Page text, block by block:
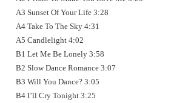
A3 Sunset Of Your Life 3:28
A4 Take To The Sky 4:31
A5 Candlelight 4:02
B1 Let Me Be Lonely 3:58
B2 Slow Dance Romance 3:07
B3 Will You Dance? 3:05
B4 I’ll Cry Tonight 3:25